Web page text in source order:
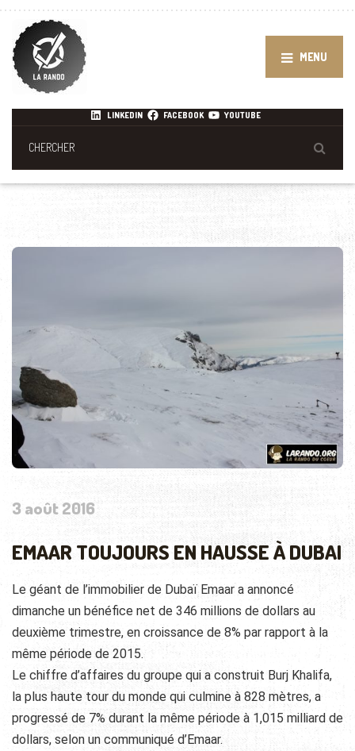
MENU
LINKEDIN FACEBOOK YOUTUBE
3 août 2016
EMAAR TOUJOURS EN HAUSSE À DUBAI
Le géant de l’immobilier de Dubaï Emaar a annoncé
dimanche un bénéfice net de 346 millions de dollars au
deuxième trimestre, en croissance de 8% par rapport à la
même période de 2015.
Le chiffre d’affaires du groupe qui a construit Burj Khalifa,
la plus haute tour du monde qui culmine à 828 mètres, a
progressé de 7% durant la même période à 1,015 milliard de
dollars, selon un communiqué d’Emaar.